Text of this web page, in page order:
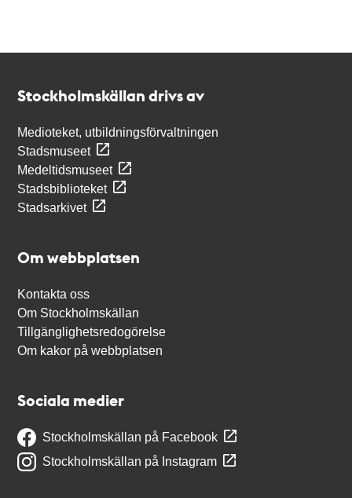
Stockholmskällan drivs av
Medioteket, utbildningsförvaltningen
Stadsmuseet
Medeltidsmuseet
Stadsbiblioteket
Stadsarkivet
Om webbplatsen
Kontakta oss
Om Stockholmskällan
Tillgänglighetsredogörelse
Om kakor på webbplatsen
Sociala medier
Stockholmskällan på Facebook
Stockholmskällan på Instagram